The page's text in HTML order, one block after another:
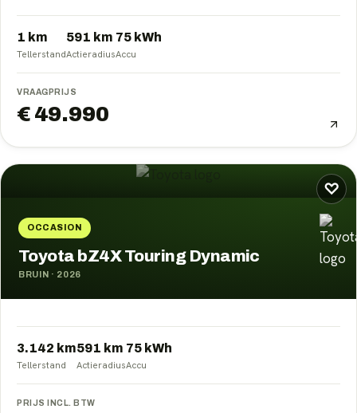
1 km
Tellerstand
591 km
Actieradius
75 kWh
Accu
VRAAGPRIJS
€ 49.990
♡
OCCASION
Toyota bZ4X Touring Dynamic
BRUIN · 2026
3.142 km
Tellerstand
591 km
Actieradius
75 kWh
Accu
PRIJS INCL. BTW